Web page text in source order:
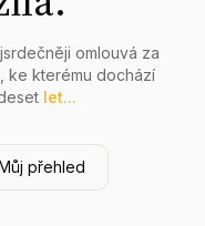
omlouvá za
ke kterému dochází
let...
přehled